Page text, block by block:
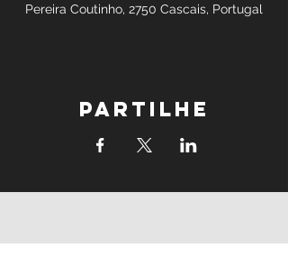
Pereira Coutinho, 2750 Cascais, Portugal
Partilhe